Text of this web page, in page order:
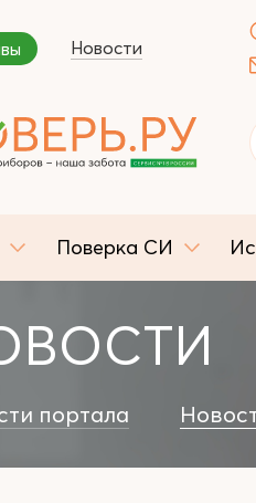
Новости
Поверка СИ
портала